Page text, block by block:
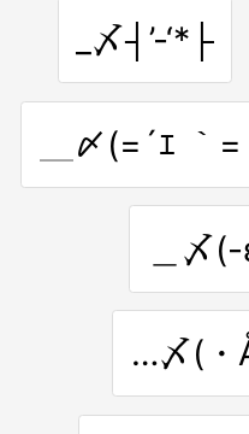
_〆┤’-‘*├
＿〆(=´ｴ ｀
＿〆
…〆(・